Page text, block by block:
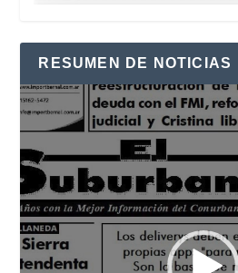
RESUMEN DE NOTICIAS
Reproductor
de
vídeo